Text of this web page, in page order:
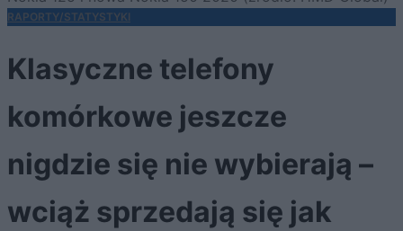
RAPORTY/STATYSTYKI
Klasyczne telefony
komórkowe jeszcze
nigdzie się nie wybierają –
wciąż sprzedają się jak